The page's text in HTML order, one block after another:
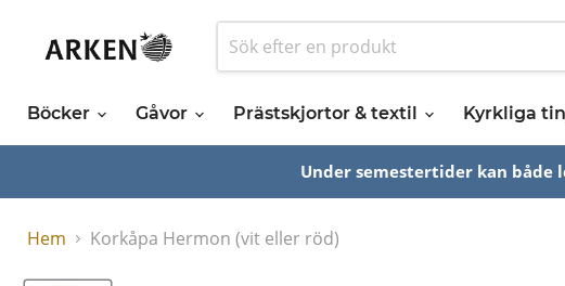
Böcker Gåvor Prästskjortor & textil Kyrkliga
Under semestertider kan både
Hem Korkåpa Hermon (vit eller röd)